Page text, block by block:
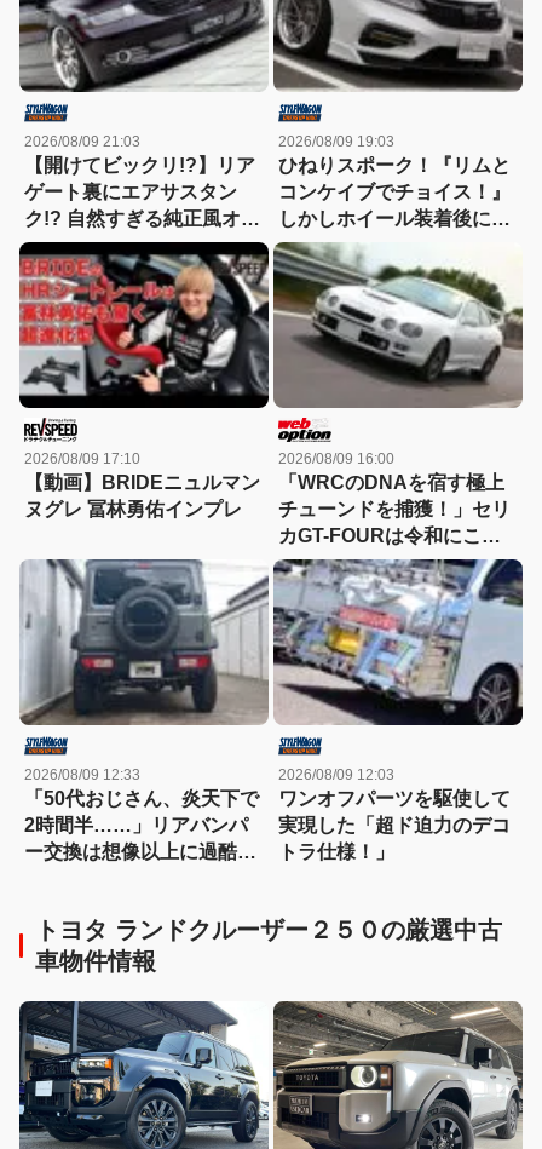
2026/08/09 21:03
【開けてビックリ!?】リア
ゲート裏にエアサスタン
ク!? 自然すぎる純正風オバ
フェンとキャンディレッド
の目元で魅せるRB1オデッ
セイが凄すぎる！
2026/08/09 19:03
ひねりスポーク！『リムと
コンケイブでチョイス！』
しかしホイール装着後にリ
アアームを投入した結果、
ツラ具合があまくなってし
まうという事態に！
2026/08/09 17:10
【動画】BRIDEニュルマン
ヌグレ 冨林勇佑インプレ
2026/08/09 16:00
「WRCのDNAを宿す極上
チューンドを捕獲！」セリ
カGT-FOURは令和にこそ
刺さる逸材だ
2026/08/09 12:33
「50代おじさん、炎天下で
2時間半……」リアバンパ
ー交換は想像以上に過酷だ
2026/08/09 12:03
ワンオフパーツを駆使して
実現した「超ド迫力のデコ
トラ仕様！」
トヨタ ランドクルーザー２５０の厳選中古
車物件情報